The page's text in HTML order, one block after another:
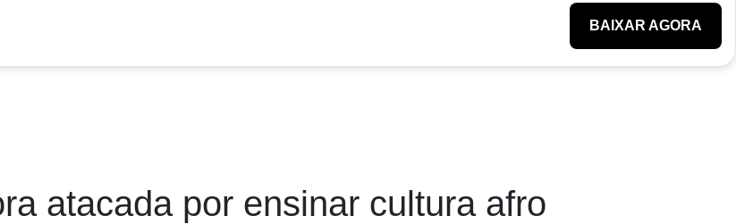
BAIXAR AGORA
atacada por ensinar cultura afro